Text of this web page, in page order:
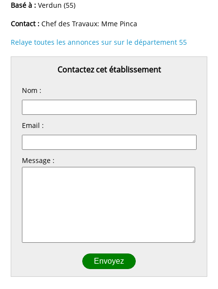
Basé à : Verdun (55)
Contact : Chef des Travaux: Mme Pinca
Relaye toutes les annonces sur sur le département 55
Contactez cet établissement
Nom :
Email :
Message :